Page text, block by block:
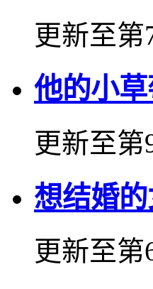
更新至第
他的小
更新至第
想结婚
更新至第